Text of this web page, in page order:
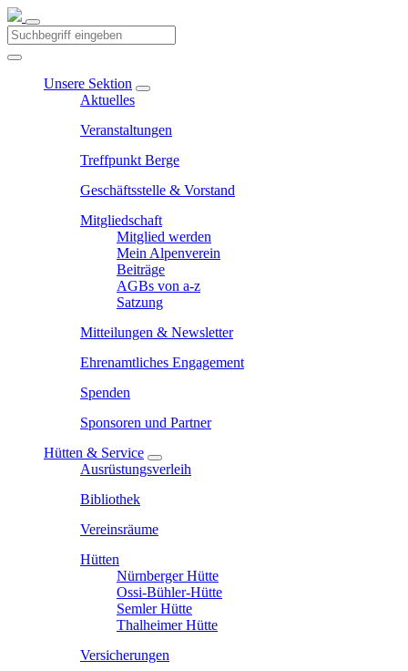
Unsere Sektion
Aktuelles
Veranstaltungen
Treffpunkt Berge
Geschäftsstelle & Vorstand
Mitgliedschaft
Mitglied werden
Mein Alpenverein
Beiträge
AGBs von a-z
Satzung
Mitteilungen & Newsletter
Ehrenamtliches Engagement
Spenden
Sponsoren und Partner
Hütten & Service
Ausrüstungsverleih
Bibliothek
Vereinsräume
Hütten
Nürnberger Hütte
Ossi-Bühler-Hütte
Semler Hütte
Thalheimer Hütte
Versicherungen